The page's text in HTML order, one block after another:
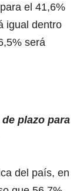
el 41,6%
igual dentro
será
plazo para
del país, en